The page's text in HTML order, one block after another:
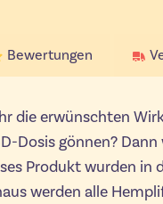
Bewertungen
die erwünschten
Dosis gönnen? Dann
Produkt wurden in
werden alle